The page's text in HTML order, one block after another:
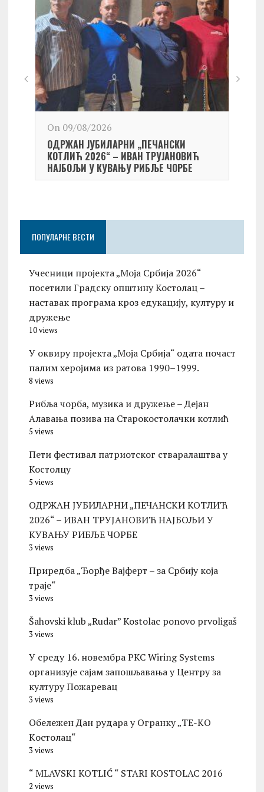
On 09/08/2026
ОДРЖАН ЈУБИЛАРНИ „ПЕЧАНСКИ
КОТЛИЋ 2026“ – ИВАН ТРУЈАНОВИЋ
НАЈБОЉИ У КУВАЊУ РИБЉЕ ЧОРБЕ
ПОПУЛАРНЕ ВЕСТИ
Учесници пројекта „Моја Србија 2026“
посетили Градску општину Костолац –
наставак програма кроз едукацију, културу и
дружење
10 views
У оквиру пројекта „Моја Србија“ одата почаст
палим херојима из ратова 1990–1999.
8 views
Рибља чорба, музика и дружење – Дејан
Алавања позива на Старокостолачки котлић
5 views
Пети фестивал патриотског стваралаштва у
Костолцу
5 views
ОДРЖАН ЈУБИЛАРНИ „ПЕЧАНСКИ КОТЛИЋ
2026“ – ИВАН ТРУЈАНОВИЋ НАЈБОЉИ У
КУВАЊУ РИБЉЕ ЧОРБЕ
3 views
Приредба „Ђорђе Вајферт – за Србију која
траје“
3 views
Šahovski klub „Rudar” Kostolac ponovo prvoligaš
3 views
У среду 16. новембра PKC Wiring Systems
организује сајам запошљавања у Центру за
културу Пожаревац
3 views
Обележен Дан рудара у Огранку „ТЕ-KО
Kостолац“
3 views
“ MLAVSKI KOTLIĆ “ STARI KOSTOLAC 2016
2 views